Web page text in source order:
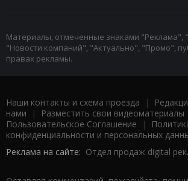
Материалы, отмеченные знаками "Реклама",
"Новости компаний", "Актуально", "Промо",
правах рекламы.
Наши контакты и схема проезда |
нами | Разместить свои видеоматериалы
Пользовательское Соглашение |
конфиденциальности и персональных
Реклама на сайте: Отдел продаж digital